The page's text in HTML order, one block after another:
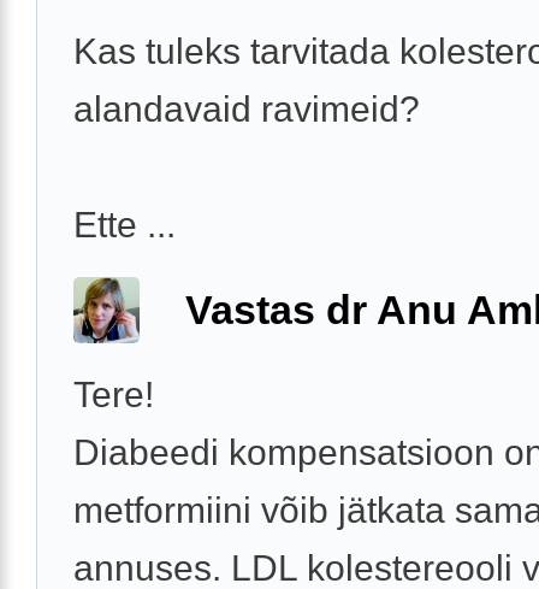
Kas tuleks tarvitada
alandavaid ravimeid?
Ette ...
Vastas dr Anu
Tere!
Diabeedi kompensatsioon
metformiini võib jätkata
annuses. LDL kolestereooli